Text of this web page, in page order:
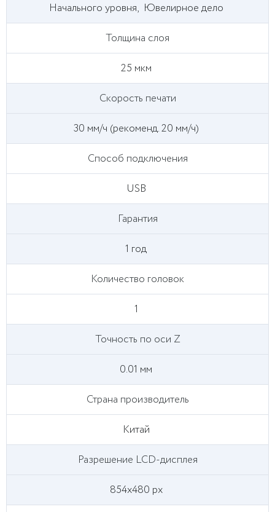
Начального уровня, Ювелирное дело
Толщина слоя
25 мкм
Скорость печати
30 мм/ч (рекоменд. 20 мм/ч)
Способ подключения
USB
Гарантия
1 год
Количество головок
1
Точность по оси Z
0.01 мм
Страна производитель
Китай
Разрешение LCD-дисплея
854х480 px